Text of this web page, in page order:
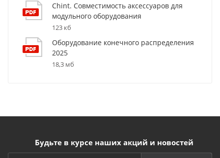
Chint. Совместимость аксессуаров для
модульного оборудования
123 кб
Оборудование конечного распределения
2025
18,3 мб
Будьте в курсе наших акций и новостей